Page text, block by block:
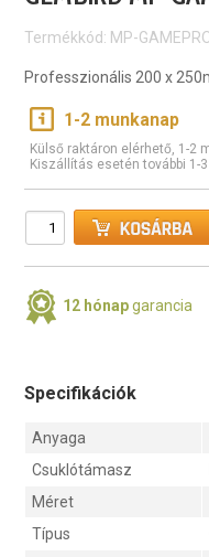
Termékkód: MP-
Professzionális 200 x
1-2 munkanap
Külső raktáron elérhető, 1-2
Kiszállítás esetén további 1-3
12 hónapgarancia
Specifikációk
Anyaga
Csuklótámasz
Méret
Típus